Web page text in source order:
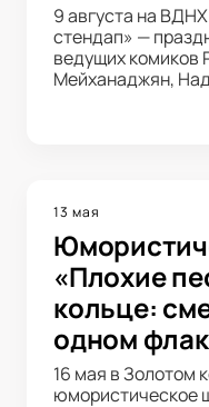
9 августа на
стендап» —
ведущих комиков
Мейханаджян,
13 мая
«Плохие
кольце:
одном
16 мая в Золотом
юмористическое